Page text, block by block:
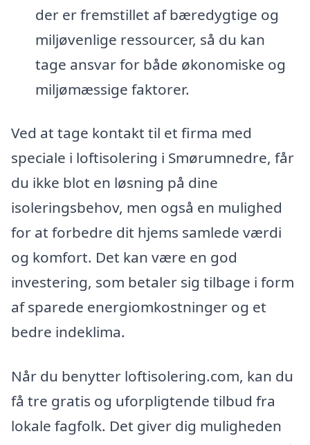
der er fremstillet af bæredygtige og
miljøvenlige ressourcer, så du kan
tage ansvar for både økonomiske og
miljømæssige faktorer.
Ved at tage kontakt til et firma med
speciale i loftisolering i Smørumnedre, får
du ikke blot en løsning på dine
isoleringsbehov, men også en mulighed
for at forbedre dit hjems samlede værdi
og komfort. Det kan være en god
investering, som betaler sig tilbage i form
af sparede energiomkostninger og et
bedre indeklima.
Når du benytter loftisolering.com, kan du
få tre gratis og uforpligtende tilbud fra
lokale fagfolk. Det giver dig muligheden